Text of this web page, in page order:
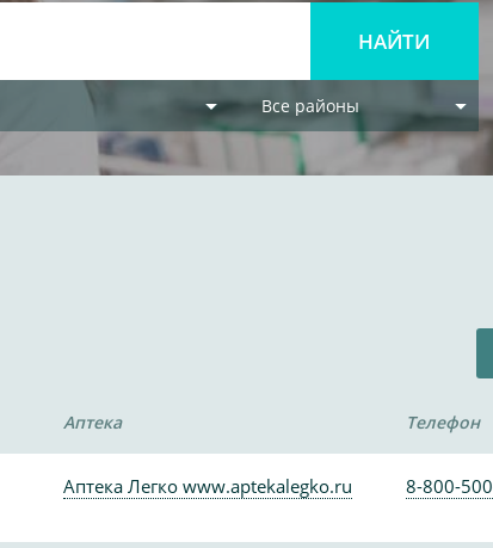
Все районы
Аптека Телефон
Аптека Легко www.aptekalegko.ru 8-800-